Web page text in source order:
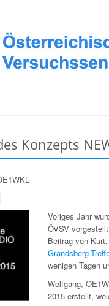
Konzepts
Voriges Jahr
ÖVSV
Beitrag von
Grandsberg-
wenigen Tagen
Wolfgang,
2015 erstellt,